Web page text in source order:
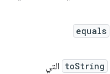
equals
toString التي